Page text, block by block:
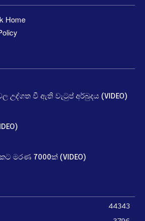
Home
උද්ගත වී ඇති වැටුප් අර්බුදය (VIDEO)
මරණ 7000ක් (VIDEO)
44343